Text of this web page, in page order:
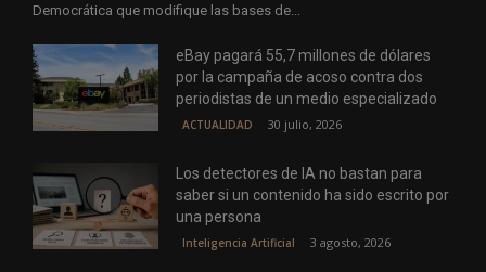
Democrática que modifique las bases de...
eBay pagará 55,7 millones de dólares
por la campaña de acoso contra dos
periodistas de un medio especializado
ACTUALIDAD 30 julio, 2026
Los detectores de IA no bastan para
saber si un contenido ha sido escrito por
una persona
Inteligencia Artificial 3 agosto, 2026